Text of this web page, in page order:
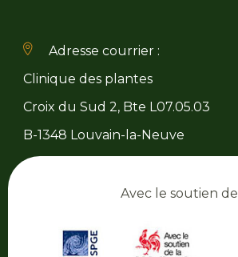
Adresse courrier :
Clinique des plantes
Croix du Sud 2, Bte L07.05.03
B-1348 Louvain-la-Neuve
Avec le soutien de